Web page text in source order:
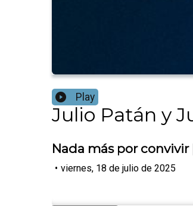
Play
Julio Patán y
Nada más por
• viernes, 18 de julio de 2025